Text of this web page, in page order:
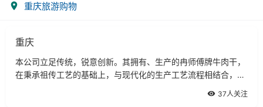
重庆旅游购物
重庆
本公司立足传统，锐意创新。其拥有、生产的冉师傅牌牛肉干，
在秉承祖传工艺的基础上，与现代化的生产工艺流程相结合，开
37人关注